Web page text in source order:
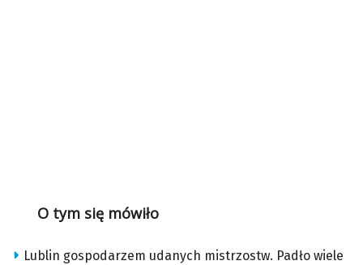
O tym się mówiło
Lublin gospodarzem udanych mistrzostw. Padło wiele